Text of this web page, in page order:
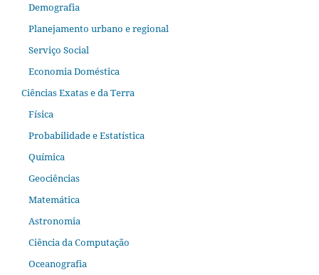
Demografia
Planejamento urbano e regional
Serviço Social
Economia Doméstica
Ciências Exatas e da Terra
Física
Probabilidade e Estatística
Química
Geociências
Matemática
Astronomia
Ciência da Computação
Oceanografia